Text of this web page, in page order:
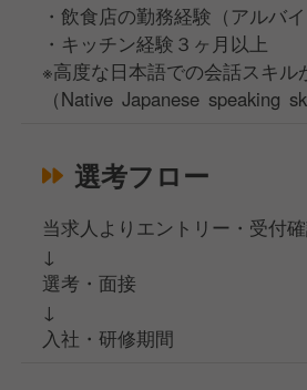
・飲食店の勤務経験（アルバイ
・キッチン経験３ヶ月以上
※高度な日本語での会話スキル
（Native Japanese speaking
選考フロー
当求人よりエントリー・受付
↓
選考・面接
↓
入社・研修期間